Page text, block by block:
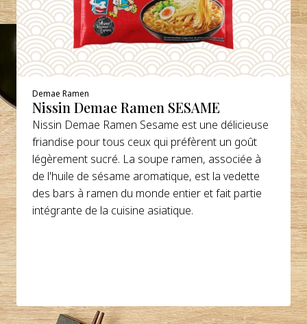
Demae Ramen
Nissin Demae Ramen SESAME
Nissin Demae Ramen Sesame est une délicieuse
friandise pour tous ceux qui préfèrent un goût
légèrement sucré. La soupe ramen, associée à
de l'huile de sésame aromatique, est la vedette
des bars à ramen du monde entier et fait partie
intégrante de la cuisine asiatique.